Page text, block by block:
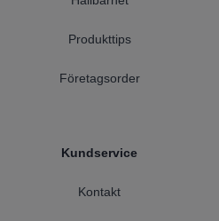
Produkttips
Företagsorder
Kundservice
Kontakt